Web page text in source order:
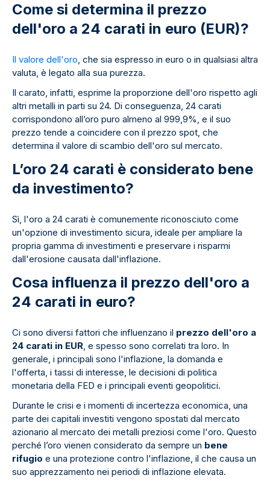
Come si determina il prezzo
dell'oro a 24 carati in euro (EUR)?
Il valore dell'oro, che sia espresso in euro o in qualsiasi altra
valuta, è legato alla sua purezza.
Il carato, infatti, esprime la proporzione dell'oro rispetto agli
altri metalli in parti su 24. Di conseguenza, 24 carati
corrispondono all’oro puro almeno al 999,9%, e il suo
prezzo tende a coincidere con il prezzo spot, che
determina il valore di scambio dell'oro sul mercato.
L’oro 24 carati è considerato bene
da investimento?
Sì, l'oro a 24 carati è comunemente riconosciuto come
un'opzione di investimento sicura, ideale per ampliare la
propria gamma di investimenti e preservare i risparmi
dall'erosione causata dall'inflazione.
Cosa influenza il prezzo dell'oro a
24 carati in euro?
Ci sono diversi fattori che influenzano il prezzo dell'oro a
24 carati in EUR, e spesso sono correlati tra loro. In
generale, i principali sono l'inflazione, la domanda e
l'offerta, i tassi di interesse, le decisioni di politica
monetaria della FED e i principali eventi geopolitici.
Durante le crisi e i momenti di incertezza economica, una
parte dei capitali investiti vengono spostati dal mercato
azionario al mercato dei metalli preziosi come l'oro. Questo
perché l’oro vienen considerato da sempre un bene
rifugio e una protezione contro l'inflazione, il che causa un
suo apprezzamento nei periodi di inflazione elevata.